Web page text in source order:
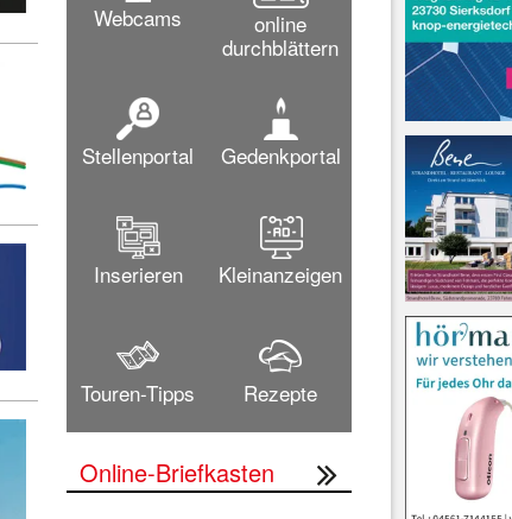
Webcams
online
durchblättern
Stellenportal Gedenkportal
Inserieren Kleinanzeigen
Touren-Tipps Rezepte
Online-Briefkasten